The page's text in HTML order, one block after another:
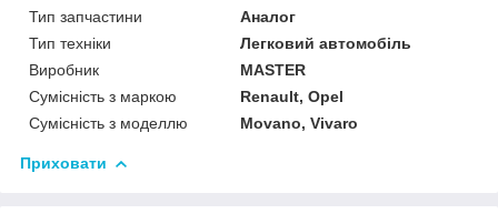
Тип запчастини
Аналог
Тип техніки
Легковий автомобіль
Виробник
MASTER
Сумісність з маркою
Renault, Opel
Сумісність з моделлю
Movano, Vivaro
Приховати